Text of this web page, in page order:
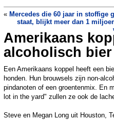
« Mercedes die 60 jaar in stoffige
staat, blijkt meer dan 1
Amerikaans
alcoholisch
Een Amerikaans koppel heeft een
honden. Hun brouwsels zijn non-
pindanoten of een groentenmix. En
lot in the yard" zullen ze ook de
Steve en Megan Long uit Houston,